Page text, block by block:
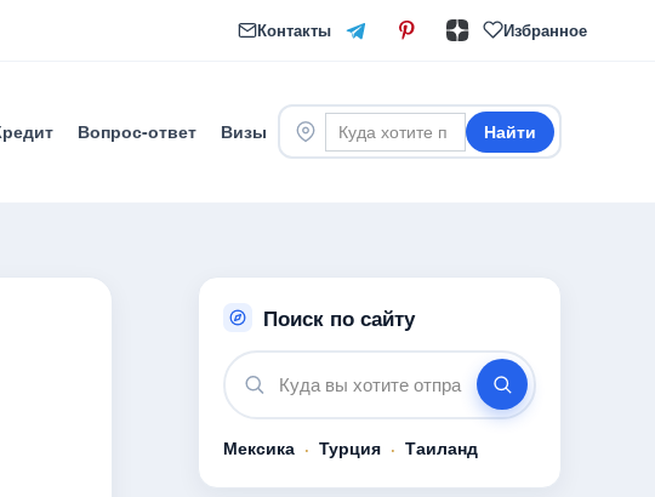
Контакты Избранное
Вопрос-ответ Визы Найти
Поиск по сайту
Мексика · Турция · Таиланд